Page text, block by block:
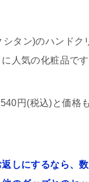
シタン)のハンドク
人気の化粧品です
円(税込)と価格
しにするなら、